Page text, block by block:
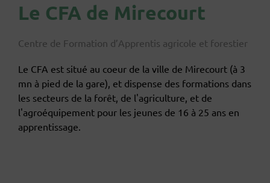
Le CFA de Mirecourt
Centre de Formation d’Apprentis agricole et forestier
Le CFA est situé au coeur de la ville de Mirecourt (à 3
mn à pied de la gare), et dispense des formations dans
les secteurs de la forêt, de l'agriculture, et de
l'agroéquipement pour les jeunes de 16 à 25 ans en
apprentissage.